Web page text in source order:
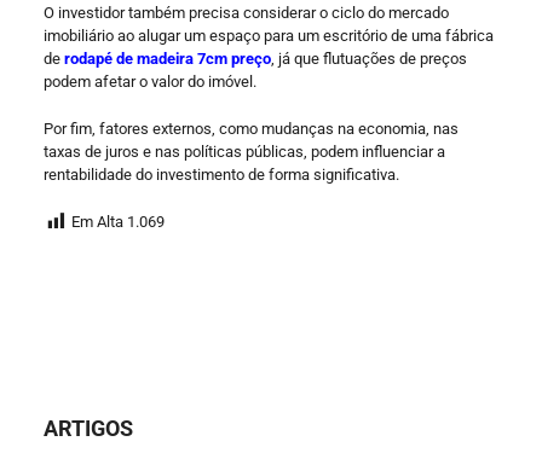
O investidor também precisa considerar o ciclo do mercado
imobiliário ao alugar um espaço para um escritório de uma fábrica
de rodapé de madeira 7cm preço, já que flutuações de preços
podem afetar o valor do imóvel.
Por fim, fatores externos, como mudanças na economia, nas
taxas de juros e nas políticas públicas, podem influenciar a
rentabilidade do investimento de forma significativa.
Em Alta 1.069
ARTIGOS